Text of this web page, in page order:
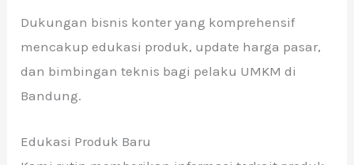
Dukungan bisnis konter yang komprehensif
mencakup edukasi produk, update harga pasar,
dan bimbingan teknis bagi pelaku UMKM di
Bandung.
Edukasi Produk Baru